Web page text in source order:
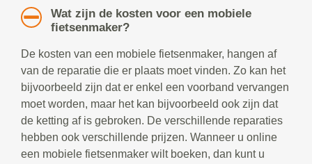
Wat zijn de kosten voor een mobiele
fietsenmaker?
De kosten van een mobiele fietsenmaker, hangen af
van de reparatie die er plaats moet vinden. Zo kan het
bijvoorbeeld zijn dat er enkel een voorband vervangen
moet worden, maar het kan bijvoorbeeld ook zijn dat
de ketting af is gebroken. De verschillende reparaties
hebben ook verschillende prijzen. Wanneer u online
een mobiele fietsenmaker wilt boeken, dan kunt u